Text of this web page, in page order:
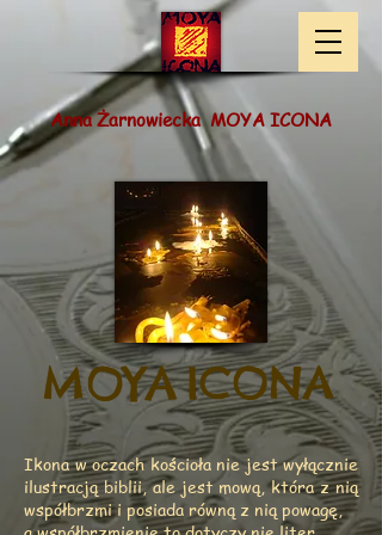
​ Anna Żarnowiecka​ MOYA ICONA
MOYAICONA ​
Ikona w oczach kościoła nie jest wyłącznie
ilustracją biblii, ale jest mową, która z nią
współbrzmi i posiada równą z nią powagę,